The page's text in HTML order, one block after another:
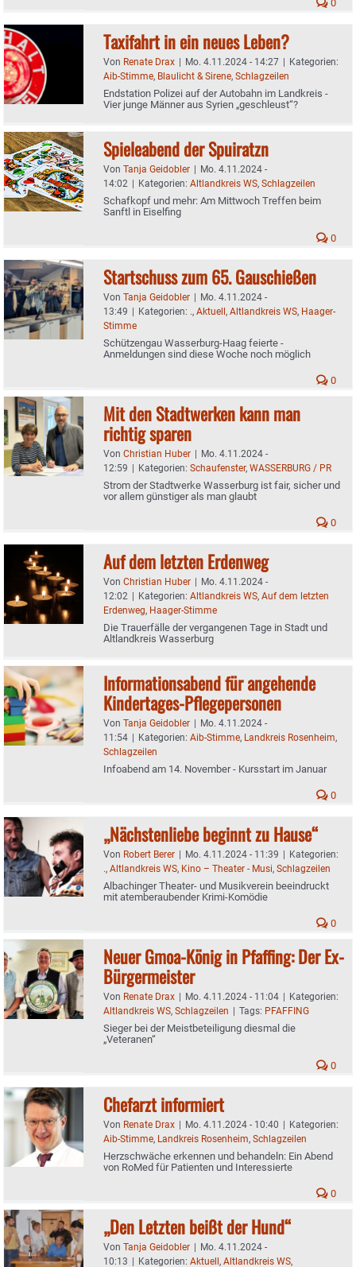
0
Taxifahrt in ein neues Leben?
Von Renate Drax | Mo. 4.11.2024 - 14:27 | Kategorien:
Aib-Stimme, Blaulicht & Sirene, Schlagzeilen
Endstation Polizei auf der Autobahn im Landkreis -
Vier junge Männer aus Syrien „geschleust“?
Spieleabend der Spuiratzn
Von Tanja Geidobler | Mo. 4.11.2024 -
14:02 | Kategorien: Altlandkreis WS, Schlagzeilen
Schafkopf und mehr: Am Mittwoch Treffen beim
Sanftl in Eiselfing
0
Startschuss zum 65. Gauschießen
Von Tanja Geidobler | Mo. 4.11.2024 -
13:49 | Kategorien: ., Aktuell, Altlandkreis WS, Haager-
Stimme
Schützengau Wasserburg-Haag feierte -
Anmeldungen sind diese Woche noch möglich
0
Mit den Stadtwerken kann man
richtig sparen
Von Christian Huber | Mo. 4.11.2024 -
12:59 | Kategorien: Schaufenster, WASSERBURG / PR
Strom der Stadtwerke Wasserburg ist fair, sicher und
vor allem günstiger als man glaubt
0
Auf dem letzten Erdenweg
Von Christian Huber | Mo. 4.11.2024 -
12:02 | Kategorien: Altlandkreis WS, Auf dem letzten
Erdenweg, Haager-Stimme
Die Trauerfälle der vergangenen Tage in Stadt und
Altlandkreis Wasserburg
Informationsabend für angehende
Kindertages-Pflegepersonen
Von Tanja Geidobler | Mo. 4.11.2024 -
11:54 | Kategorien: Aib-Stimme, Landkreis Rosenheim,
Schlagzeilen
Infoabend am 14. November - Kursstart im Januar
0
„Nächstenliebe beginnt zu Hause“
Von Robert Berer | Mo. 4.11.2024 - 11:39 | Kategorien:
., Altlandkreis WS, Kino – Theater - Musi, Schlagzeilen
Albachinger Theater- und Musikverein beeindruckt
mit atemberaubender Krimi-Komödie
0
Neuer Gmoa-König in Pfaffing: Der Ex-
Bürgermeister
Von Renate Drax | Mo. 4.11.2024 - 11:04 | Kategorien:
Altlandkreis WS, Schlagzeilen | Tags: PFAFFING
Sieger bei der Meistbeteiligung diesmal die
„Veteranen“
0
Chefarzt informiert
Von Renate Drax | Mo. 4.11.2024 - 10:40 | Kategorien:
Aib-Stimme, Landkreis Rosenheim, Schlagzeilen
Herzschwäche erkennen und behandeln: Ein Abend
von RoMed für Patienten und Interessierte
0
„Den Letzten beißt der Hund“
Von Tanja Geidobler | Mo. 4.11.2024 -
10:13 | Kategorien: Aktuell, Altlandkreis WS,